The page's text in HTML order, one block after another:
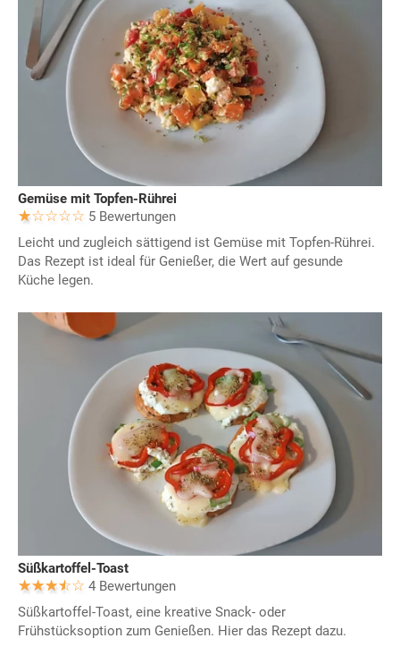
Gemüse mit Topfen-Rührei
5 Bewertungen
Leicht und zugleich sättigend ist Gemüse mit Topfen-Rührei.
Das Rezept ist ideal für Genießer, die Wert auf gesunde
Küche legen.
Süßkartoffel-Toast
4 Bewertungen
Süßkartoffel-Toast, eine kreative Snack- oder
Frühstücksoption zum Genießen. Hier das Rezept dazu.